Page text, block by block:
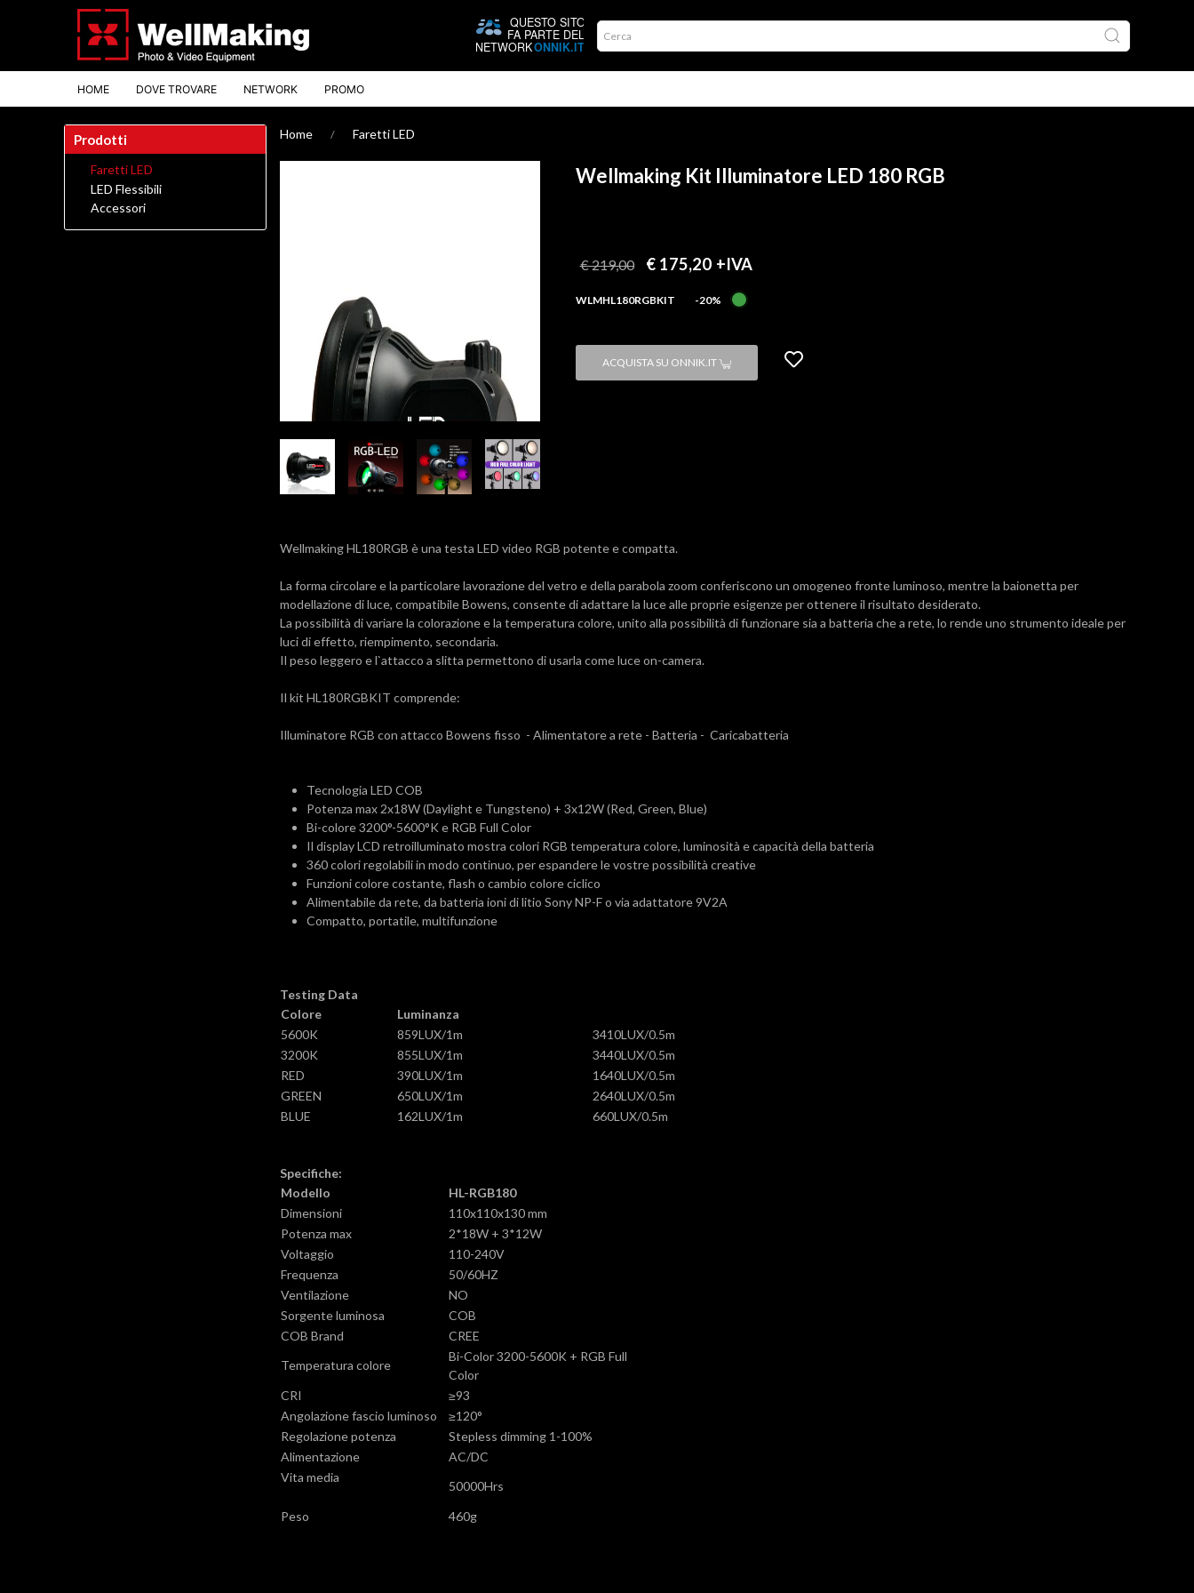
HOME DOVE TROVARE NETWORK PROMO
Home Faretti LED
Wellmaking Kit Illuminatore LED 180 RGB
€ 219,00 € 175,20 +IVA
WLMHL180RGBKIT -20%
ACQUISTA SU ONNIK.IT
Wellmaking HL180RGB è una testa LED video RGB potente e compatta.
La forma circolare e la particolare lavorazione del vetro e della parabola zoom conferiscono un omogeneo fronte luminoso, mentre la baionetta per
modellazione di luce, compatibile Bowens, consente di adattare la luce alle proprie esigenze per ottenere il risultato desiderato.
La possibilità di variare la colorazione e la temperatura colore, unito alla possibilità di funzionare sia a batteria che a rete, lo rende uno strumento ideale per
luci di effetto, riempimento, secondaria.
Il peso leggero e l`attacco a slitta permettono di usarla come luce on-camera.
Il kit HL180RGBKIT comprende:
Illuminatore RGB con attacco Bowens fisso - Alimentatore a rete - Batteria - Caricabatteria
Tecnologia LED COB
Potenza max 2x18W (Daylight e Tungsteno) + 3x12W (Red, Green, Blue)
Bi-colore 3200°-5600°K e RGB Full Color
Il display LCD retroilluminato mostra colori RGB temperatura colore, luminosità e capacità della batteria
360 colori regolabili in modo continuo, per espandere le vostre possibilità creative
Funzioni colore costante, flash o cambio colore ciclico
Alimentabile da rete, da batteria ioni di litio Sony NP-F o via adattatore 9V2A
Compatto, portatile, multifunzione
Testing Data
Colore
Luminanza
5600K
859LUX/1m
3410LUX/0.5m
3200K
855LUX/1m
3440LUX/0.5m
RED
390LUX/1m
1640LUX/0.5m
GREEN
650LUX/1m
2640LUX/0.5m
BLUE
162LUX/1m 660LUX/0.5m
Specifiche:
Modello
HL-RGB180
Dimensioni
110x110x130 mm
Potenza max
2*18W + 3*12W
Voltaggio
110-240V
Frequenza
50/60HZ
Ventilazione
NO
Sorgente luminosa
COB
COB Brand
CREE
Temperatura colore
Bi-Color 3200-5600K + RGB Full
Color
CRI
≥93
Angolazione fascio luminoso
≥120°
Regolazione potenza
Stepless dimming 1-100%
Alimentazione
AC/DC
Vita media
50000Hrs
Peso
460g
Prodotti
Faretti LED
LED Flessibili
Accessori